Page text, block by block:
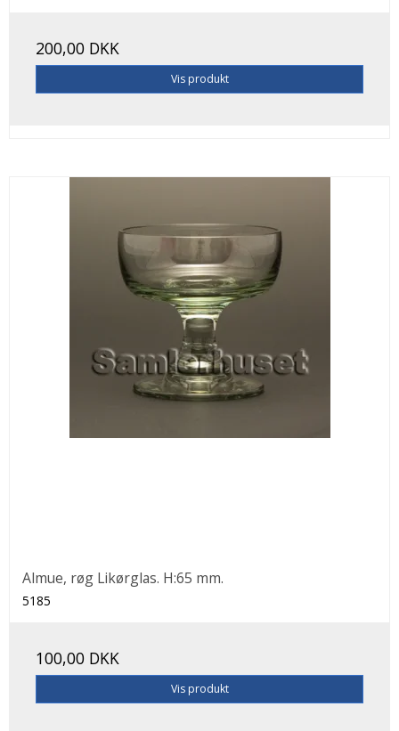
200,00 DKK
Vis produkt
Almue, røg Likørglas. H:65 mm.
5185
100,00 DKK
Vis produkt